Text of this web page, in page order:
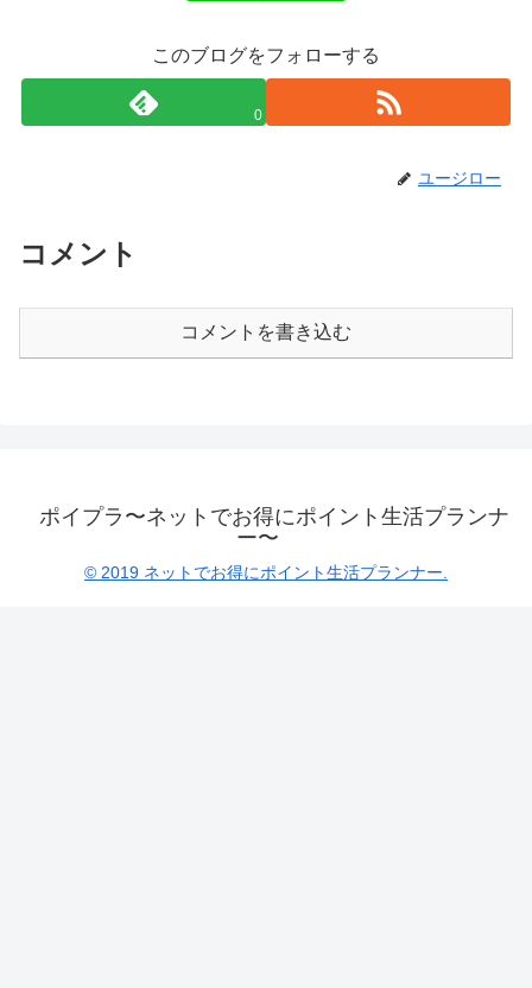
このブログをフォローする
0
ユージロー
コメント
コメントを書き込む
ポイプラ〜ネットでお得にポイント生活プランナ
ー〜
© 2019 ネットでお得にポイント生活プランナー.